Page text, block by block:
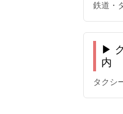
鉄道・
▶
内
タクシ